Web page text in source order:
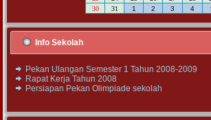
30
31 1 2 3 4
Info Sekolah
Pekan Ulangan Semester 1 Tahun 2008-2009
Rapat Kerja Tahun 2008
Persiapan Pekan Olimpiade sekolah